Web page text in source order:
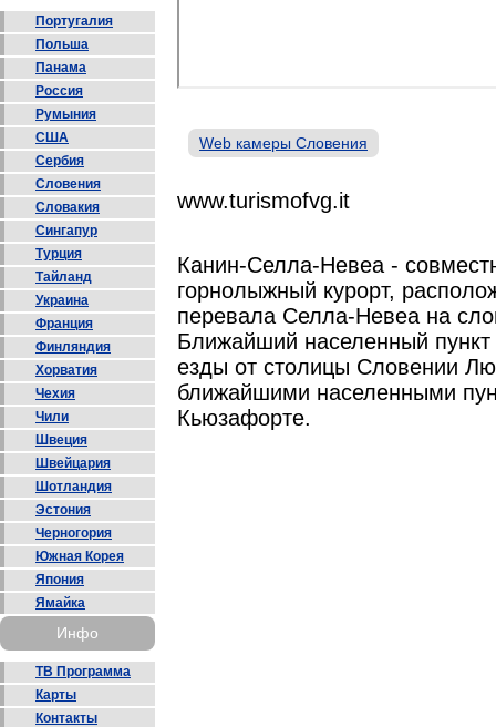
Португалия
Польша
Панама
Россия
Румыния
США
Сербия
Словения
Словакия
Сингапур
Турция
Тайланд
Украина
Франция
Финляндия
Хорватия
Чехия
Чили
Швеция
Швейцария
Шотландия
Эстония
Черногория
Южная Корея
Япония
Ямайка
Инфо
ТВ Программа
Карты
Контакты
Web камеры Словения
www.turismofvg.it
Канин-Селла-Невеа -
горнолыжный курорт,
перевала Селла-Невеа на
Ближайший населенный
езды от столицы Словении
ближайшими населенными
Кьюзафорте.